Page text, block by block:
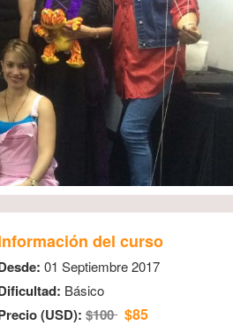
del curso
01 Septiembre 2017
Básico
(USD):$100 $85